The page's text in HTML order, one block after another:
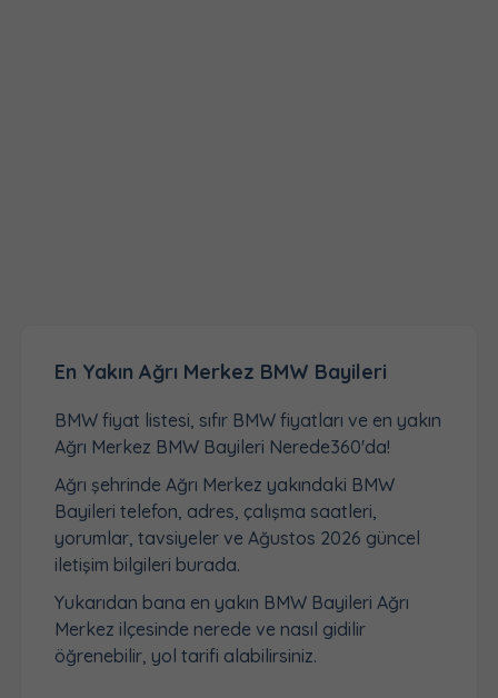
En Yakın Ağrı Merkez BMW Bayileri
BMW fiyat listesi, sıfır BMW fiyatları ve en yakın
Ağrı Merkez BMW Bayileri Nerede360'da!
Ağrı şehrinde Ağrı Merkez yakındaki BMW
Bayileri telefon, adres, çalışma saatleri,
yorumlar, tavsiyeler ve Ağustos 2026 güncel
iletişim bilgileri burada.
Yukarıdan bana en yakın BMW Bayileri Ağrı
Merkez ilçesinde nerede ve nasıl gidilir
öğrenebilir, yol tarifi alabilirsiniz.